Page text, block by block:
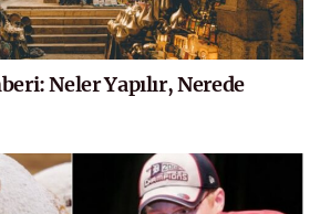
Neler Yapılır, Nerede